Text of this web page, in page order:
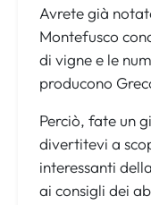
Avrete già
Montefusco
di vigne e le
producono
Perciò, fate un
divertitevi a
interessanti
ai consigli dei